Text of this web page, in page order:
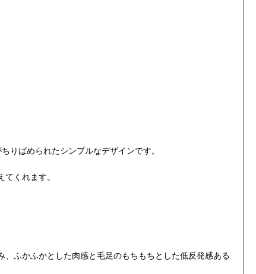
りばめられたシンプルなデザインです。
くれます。
ふかふかとした肉感と毛足のもちもちとした低反発感ある